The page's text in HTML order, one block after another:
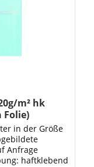
m² hk
Folie)
in der Größe
Anfrage
haftklebend